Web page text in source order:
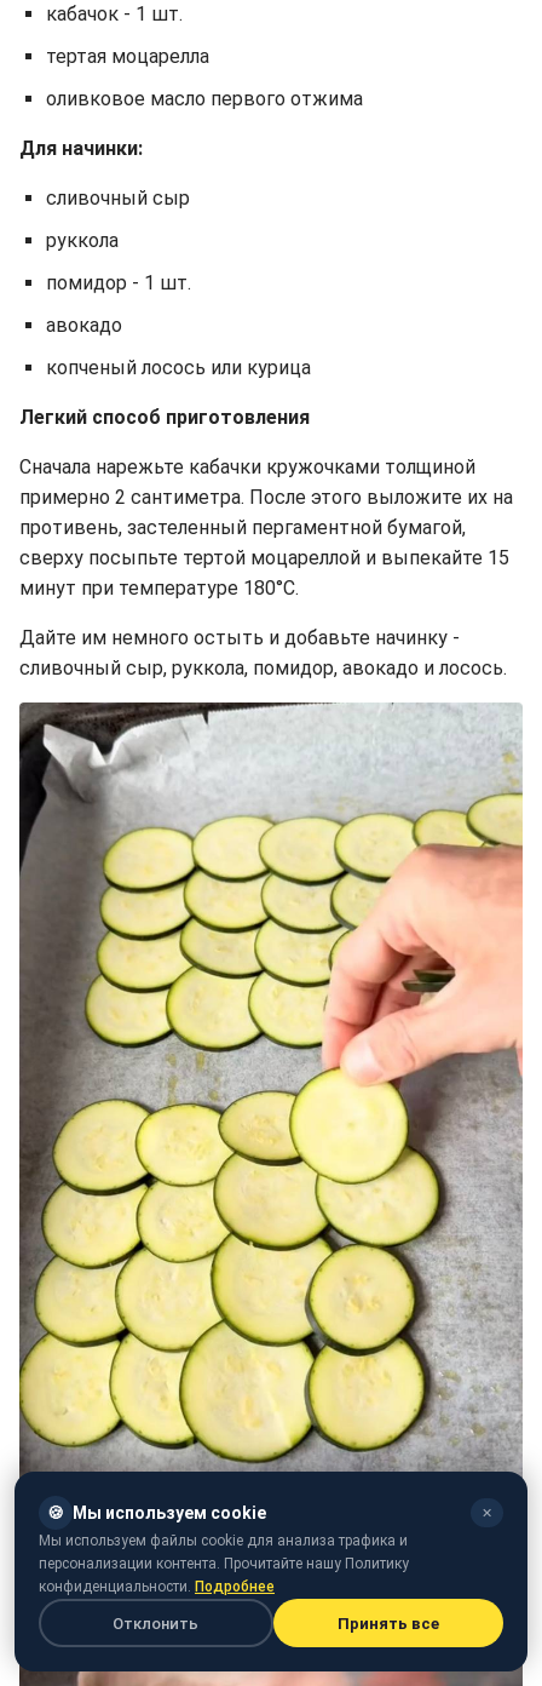
кабачок - 1 шт.
тертая моцарелла
оливковое масло первого отжима
Для начинки:
сливочный сыр
руккола
помидор - 1 шт.
авокадо
копченый лосось или курица
Легкий способ приготовления
Сначала нарежьте кабачки кружочками толщиной
примерно 2 сантиметра. После этого выложите их на
противень, застеленный пергаментной бумагой,
сверху посыпьте тертой моцареллой и выпекайте 15
минут при температуре 180°C.
Дайте им немного остыть и добавьте начинку -
сливочный сыр, руккола, помидор, авокадо и лосось.
🍪 Мы используем cookie ✕
Мы используем файлы cookie для анализа трафика и
персонализации контента. Прочитайте нашу Политику
конфиденциальности. Подробнее
Отклонить Принять все